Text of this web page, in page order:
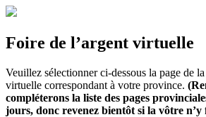
Foire de l’argent virtuelle
Veuillez sélectionner ci-dessous la page de
virtuelle correspondant à votre province.
compléterons la liste des pages
jours, donc revenez bientôt si la vôtre n’y